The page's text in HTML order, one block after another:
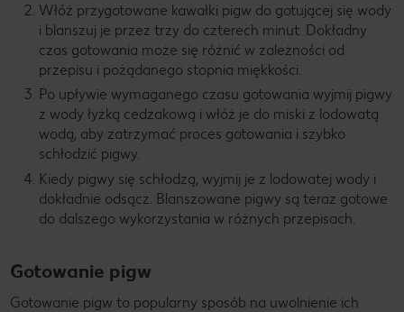
Włóż przygotowane kawałki pigw do gotującej się wody
i blanszuj je przez trzy do czterech minut. Dokładny
czas gotowania może się różnić w zależności od
przepisu i pożądanego stopnia miękkości.
Po upływie wymaganego czasu gotowania wyjmij pigwy
z wody łyżką cedzakową i włóż je do miski z lodowatą
wodą, aby zatrzymać proces gotowania i szybko
schłodzić pigwy.
Kiedy pigwy się schłodzą, wyjmij je z lodowatej wody i
dokładnie odsącz. Blanszowane pigwy są teraz gotowe
do dalszego wykorzystania w różnych przepisach.
Gotowanie pigw
Gotowanie pigw to popularny sposób na uwolnienie ich